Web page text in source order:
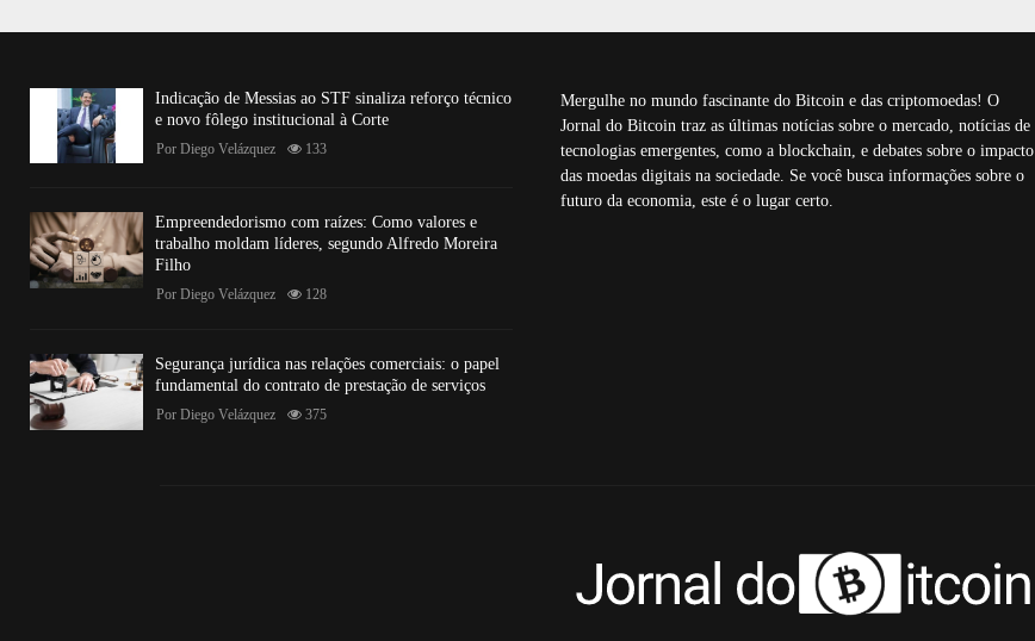
Indicação de Messias ao STF sinaliza reforço técnico
e novo fôlego institucional à Corte
Por Diego Velázquez 133
Empreendedorismo com raízes: Como valores e
trabalho moldam líderes, segundo Alfredo Moreira
Filho
Por Diego Velázquez 128
Segurança jurídica nas relações comerciais: o papel
fundamental do contrato de prestação de serviços
Por Diego Velázquez 375
Mergulhe no mundo fascinante do Bitcoin e das criptomoedas! O
Jornal do Bitcoin traz as últimas notícias sobre o mercado, notícias de
tecnologias emergentes, como a blockchain, e debates sobre o impacto
das moedas digitais na sociedade. Se você busca informações sobre o
futuro da economia, este é o lugar certo.